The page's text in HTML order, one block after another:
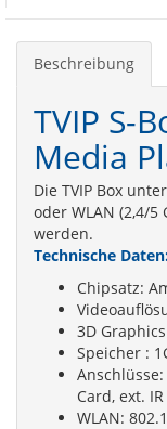
Beschreibung
TVIP S-
Media
Die TVIP Box
oder WLAN (2,4/
werden.
Technische
Chipsatz:
3D
Speicher :
Anschlüsse:
Card, ext. IR
WLAN: